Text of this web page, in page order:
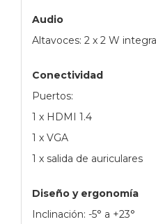
Audio
Altavoces: 2 x 2 W
Conectividad
Puertos:
1 x HDMI 1.4
1 x VGA
1 x salida de auriculares
Diseño y ergonomía
Inclinación: -5° a +23°